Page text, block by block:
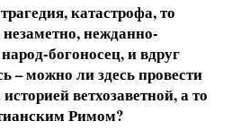
катастрофа, то
нежданно-
богоносец, и вдруг
– можно ли здесь провести
ветхозаветной, а то
Римом?